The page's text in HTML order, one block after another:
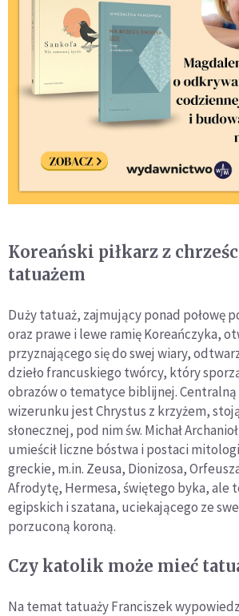
Koreański piłkarz z
tatuażem
Duży tatuaż, zajmujący ponad połowę
oraz prawe i lewe ramię Koreańczyka,
przyznającego się do swej wiary,
dzieło francuskiego twórcy, który
obrazów o tematyce biblijnej.
wizerunku jest Chrystus z krzyżem,
słonecznej, pod nim św. Michał
umieścił liczne bóstwa i postaci
greckie, m.in. Zeusa, Dionizosa,
Afrodytę, Hermesa, świętego byka, ale
egipskich i szatana, uciekającego ze
porzuconą koroną.
Czy katolik może mieć
Na temat tatuaży Franciszek